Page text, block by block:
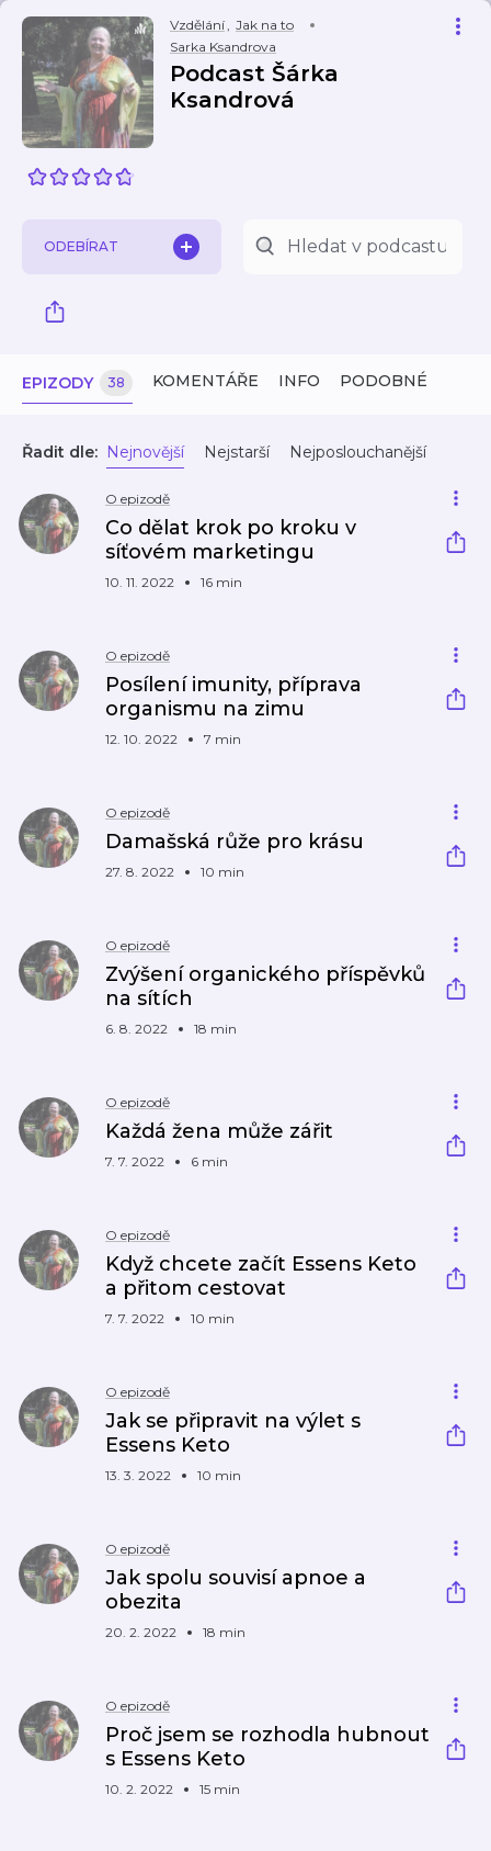
Vzdělání, Jak na to
Sarka Ksandrova
Podcast Šárka
Ksandrová
ODEBÍRAT
EPIZODY 38 KOMENTÁŘE INFO PODOBNÉ
Řadit dle: Nejnovější Nejstarší Nejposlouchanější
O epizodě
Co dělat krok po kroku v
síťovém marketingu
10. 11. 2022 16 min
O epizodě
Posílení imunity, příprava
organismu na zimu
12. 10. 2022 7 min
O epizodě
Damašská růže pro krásu
27. 8. 2022 10 min
O epizodě
Zvýšení organického příspěvků
na sítích
6. 8. 2022 18 min
O epizodě
Každá žena může zářit
7. 7. 2022 6 min
O epizodě
Když chcete začít Essens Keto
a přitom cestovat
7. 7. 2022 10 min
O epizodě
Jak se připravit na výlet s
Essens Keto
13. 3. 2022 10 min
O epizodě
Jak spolu souvisí apnoe a
obezita
20. 2. 2022 18 min
O epizodě
Proč jsem se rozhodla hubnout
s Essens Keto
10. 2. 2022 15 min